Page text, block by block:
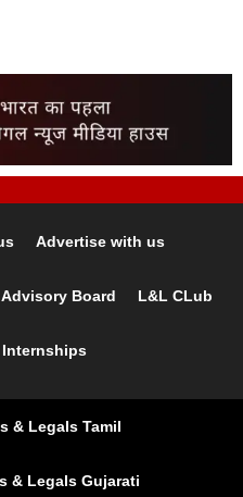
Advertise with us
Board L&L CLub
Internships
& Legals Tamil
& Legals Gujarati